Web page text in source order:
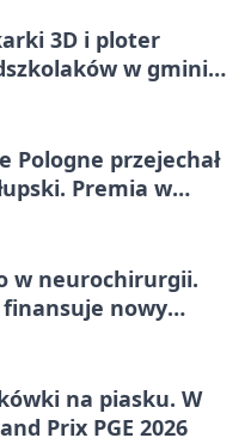
3D i ploter
w gminie
Pologne przejechał
Premia w
w neurochirurgii.
finansuje nowy
na piasku. W
Prix PGE 2026